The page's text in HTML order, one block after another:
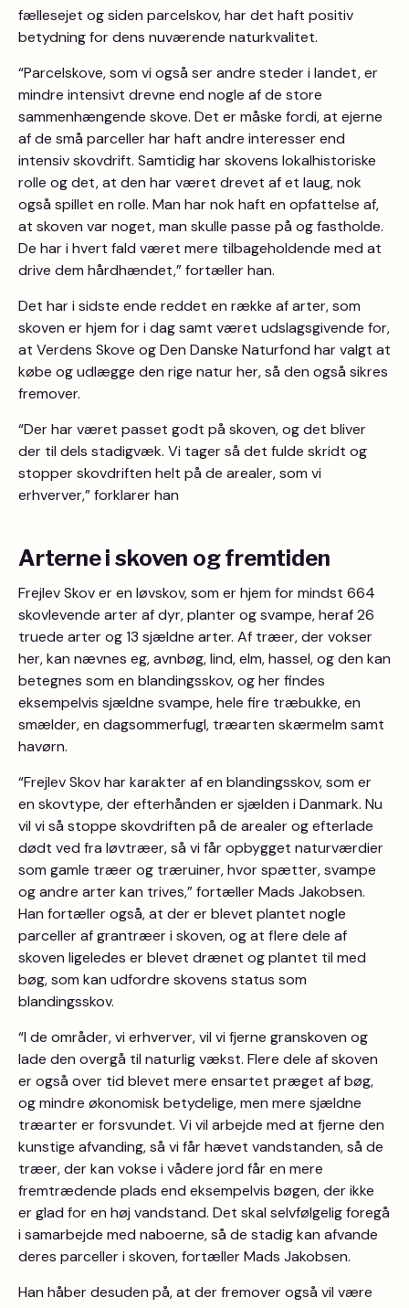
fællesejet og siden parcelskov, har det haft positiv
betydning for dens nuværende naturkvalitet.
“Parcelskove, som vi også ser andre steder i landet, er
mindre intensivt drevne end nogle af de store
sammenhængende skove. Det er måske fordi, at ejerne
af de små parceller har haft andre interesser end
intensiv skovdrift. Samtidig har skovens lokalhistoriske
rolle og det, at den har været drevet af et laug, nok
også spillet en rolle. Man har nok haft en opfattelse af,
at skoven var noget, man skulle passe på og fastholde.
De har i hvert fald været mere tilbageholdende med at
drive dem hårdhændet,” fortæller han.
Det har i sidste ende reddet en række af arter, som
skoven er hjem for i dag samt været udslagsgivende for,
at Verdens Skove og Den Danske Naturfond har valgt at
købe og udlægge den rige natur her, så den også sikres
fremover.
“Der har været passet godt på skoven, og det bliver
der til dels stadigvæk. Vi tager så det fulde skridt og
stopper skovdriften helt på de arealer, som vi
erhverver,” forklarer han
Arterne i skoven og fremtiden
Frejlev Skov er en løvskov, som er hjem for mindst 664
skovlevende arter af dyr, planter og svampe, heraf 26
truede arter og 13 sjældne arter. Af træer, der vokser
her, kan nævnes eg, avnbøg, lind, elm, hassel, og den kan
betegnes som en blandingsskov, og her findes
eksempelvis sjældne svampe, hele fire træbukke, en
smælder, en dagsommerfugl, træarten skærmelm samt
havørn.
“Frejlev Skov har karakter af en blandingsskov, som er
en skovtype, der efterhånden er sjælden i Danmark. Nu
vil vi så stoppe skovdriften på de arealer og efterlade
dødt ved fra løvtræer, så vi får opbygget naturværdier
som gamle træer og træruiner, hvor spætter, svampe
og andre arter kan trives,” fortæller Mads Jakobsen.
Han fortæller også, at der er blevet plantet nogle
parceller af grantræer i skoven, og at flere dele af
skoven ligeledes er blevet drænet og plantet til med
bøg, som kan udfordre skovens status som
blandingsskov.
“I de områder, vi erhverver, vil vi fjerne granskoven og
lade den overgå til naturlig vækst. Flere dele af skoven
er også over tid blevet mere ensartet præget af bøg,
og mindre økonomisk betydelige, men mere sjældne
træarter er forsvundet. Vi vil arbejde med at fjerne den
kunstige afvanding, så vi får hævet vandstanden, så de
træer, der kan vokse i vådere jord får en mere
fremtrædende plads end eksempelvis bøgen, der ikke
er glad for en høj vandstand. Det skal selvfølgelig foregå
i samarbejde med naboerne, så de stadig kan afvande
deres parceller i skoven, fortæller Mads Jakobsen.
Han håber desuden på, at der fremover også vil være